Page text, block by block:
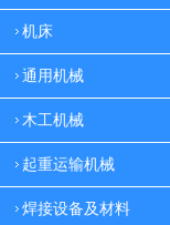
机床
通用机械
木工机械
起重运输机械
焊接设备及材料